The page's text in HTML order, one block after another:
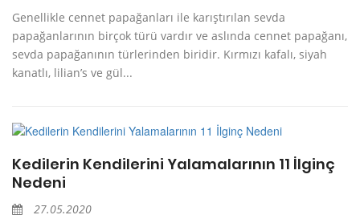
Genellikle cennet papağanları ile karıştırılan sevda
papağanlarının birçok türü vardır ve aslında cennet papağanı,
sevda papağanının türlerinden biridir. Kırmızı kafalı, siyah
kanatlı, lilian’s ve gül...
Kedilerin Kendilerini Yalamalarının 11 İlginç
Nedeni
27.05.2020